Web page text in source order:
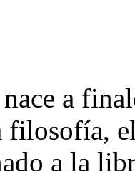
a
filosofía,
a la